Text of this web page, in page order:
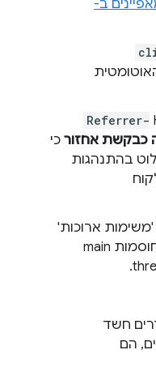
ב-
Referrer-
כבקשת אחזור כי
בהתנהגות
'משימות ארוכות'
מ-worker threads כי הן לא חוסמות main
חשד
הם